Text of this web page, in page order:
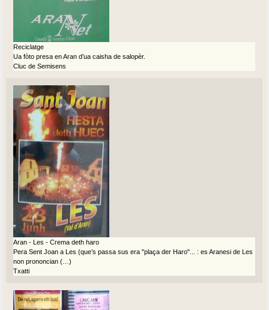
Reciclatge
Ua fòto presa en Aran d’ua caisha de salopèr.
Cluc de Semisens
Aran - Les - Crema deth haro
Pera Sent Joan a Les (que’s passa sus era "plaça der Haro"... : es Aranesi de Les
non prononcian (…)
Txatti